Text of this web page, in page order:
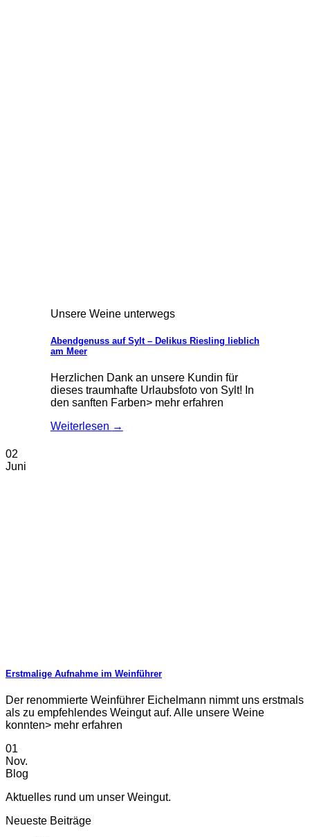
Unsere Weine unterwegs
Abendgenuss auf Sylt – Delikus Riesling lieblich
am Meer
Herzlichen Dank an unsere Kundin für
dieses traumhafte Urlaubsfoto von Sylt! In
den sanften Farben> mehr erfahren
Weiterlesen →
02
Juni
Erstmalige Aufnahme im Weinführer
Der renommierte Weinführer Eichelmann nimmt uns erstmals
als zu empfehlendes Weingut auf. Alle unsere Weine
konnten> mehr erfahren
01
Nov.
Blog
Aktuelles rund um unser Weingut.
Neueste Beiträge